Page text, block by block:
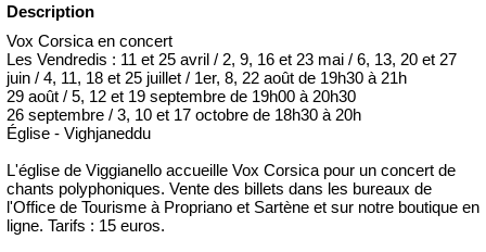
Description
Vox Corsica en concert
Les Vendredis : 11 et 25 avril / 2, 9, 16 et 23 mai / 6, 13, 20 et 27
juin / 4, 11, 18 et 25 juillet / 1er, 8, 22 août de 19h30 à 21h
29 août / 5, 12 et 19 septembre de 19h00 à 20h30
26 septembre / 3, 10 et 17 octobre de 18h30 à 20h
Église - Vighjaneddu
L'église de Viggianello accueille Vox Corsica pour un concert de
chants polyphoniques. Vente des billets dans les bureaux de
l'Office de Tourisme à Propriano et Sartène et sur notre boutique en
ligne. Tarifs : 15 euros.